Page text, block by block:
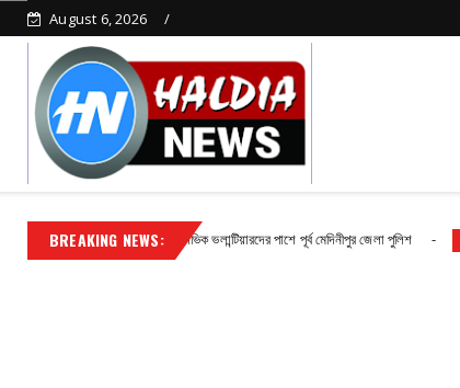
August 6, 2026
BREAKING NEWS:
নিরবচ্ছিন্ন জনসেবায় সিভিক ভলান্টিয়ারদের পাশে পূর্ব মেদিনীপুর জেলা পুলিশ Contact